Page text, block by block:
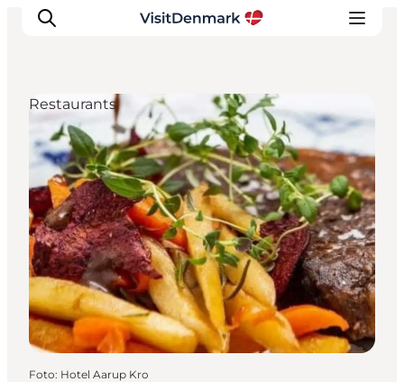
Ispirazioni
Dove andare
Cosa fare
Dove dormire
Pianifica il viaggio
Restaurants
Foto: Hotel Aarup Kro